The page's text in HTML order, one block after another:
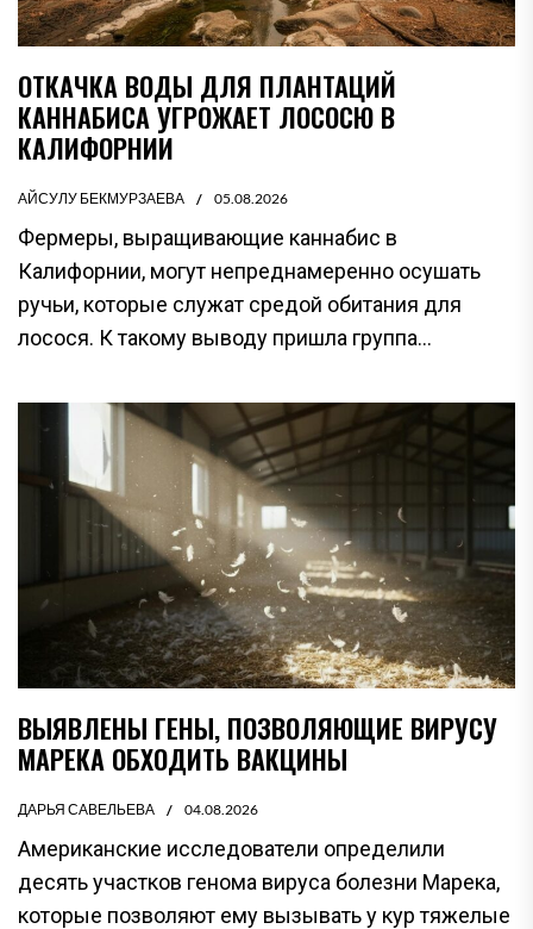
ОТКАЧКА ВОДЫ ДЛЯ ПЛАНТАЦИЙ
КАННАБИСА УГРОЖАЕТ ЛОСОСЮ В
КАЛИФОРНИИ
АЙСУЛУ БЕКМУРЗАЕВА 05.08.2026
Фермеры, выращивающие каннабис в
Калифорнии, могут непреднамеренно осушать
ручьи, которые служат средой обитания для
лосося. К такому выводу пришла группа...
ВЫЯВЛЕНЫ ГЕНЫ, ПОЗВОЛЯЮЩИЕ ВИРУСУ
МАРЕКА ОБХОДИТЬ ВАКЦИНЫ
ДАРЬЯ САВЕЛЬЕВА 04.08.2026
Американские исследователи определили
десять участков генома вируса болезни Марека,
которые позволяют ему вызывать у кур тяжелые